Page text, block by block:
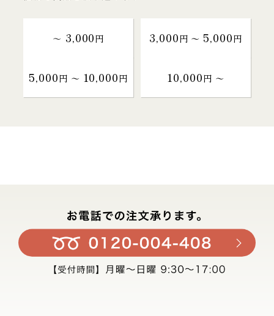
～ 3,000円 3,000円 〜 5,000円
5,000円 〜 10,000円 10,000円 〜